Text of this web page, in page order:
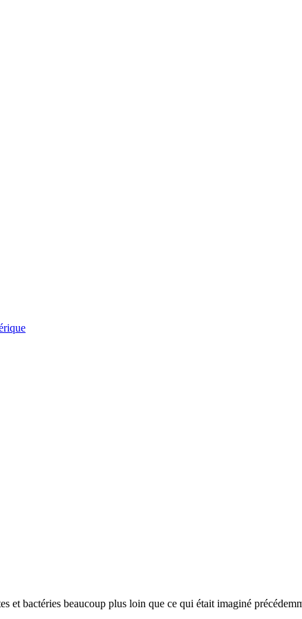
et bactéries beaucoup plus loin que ce qui était imaginé